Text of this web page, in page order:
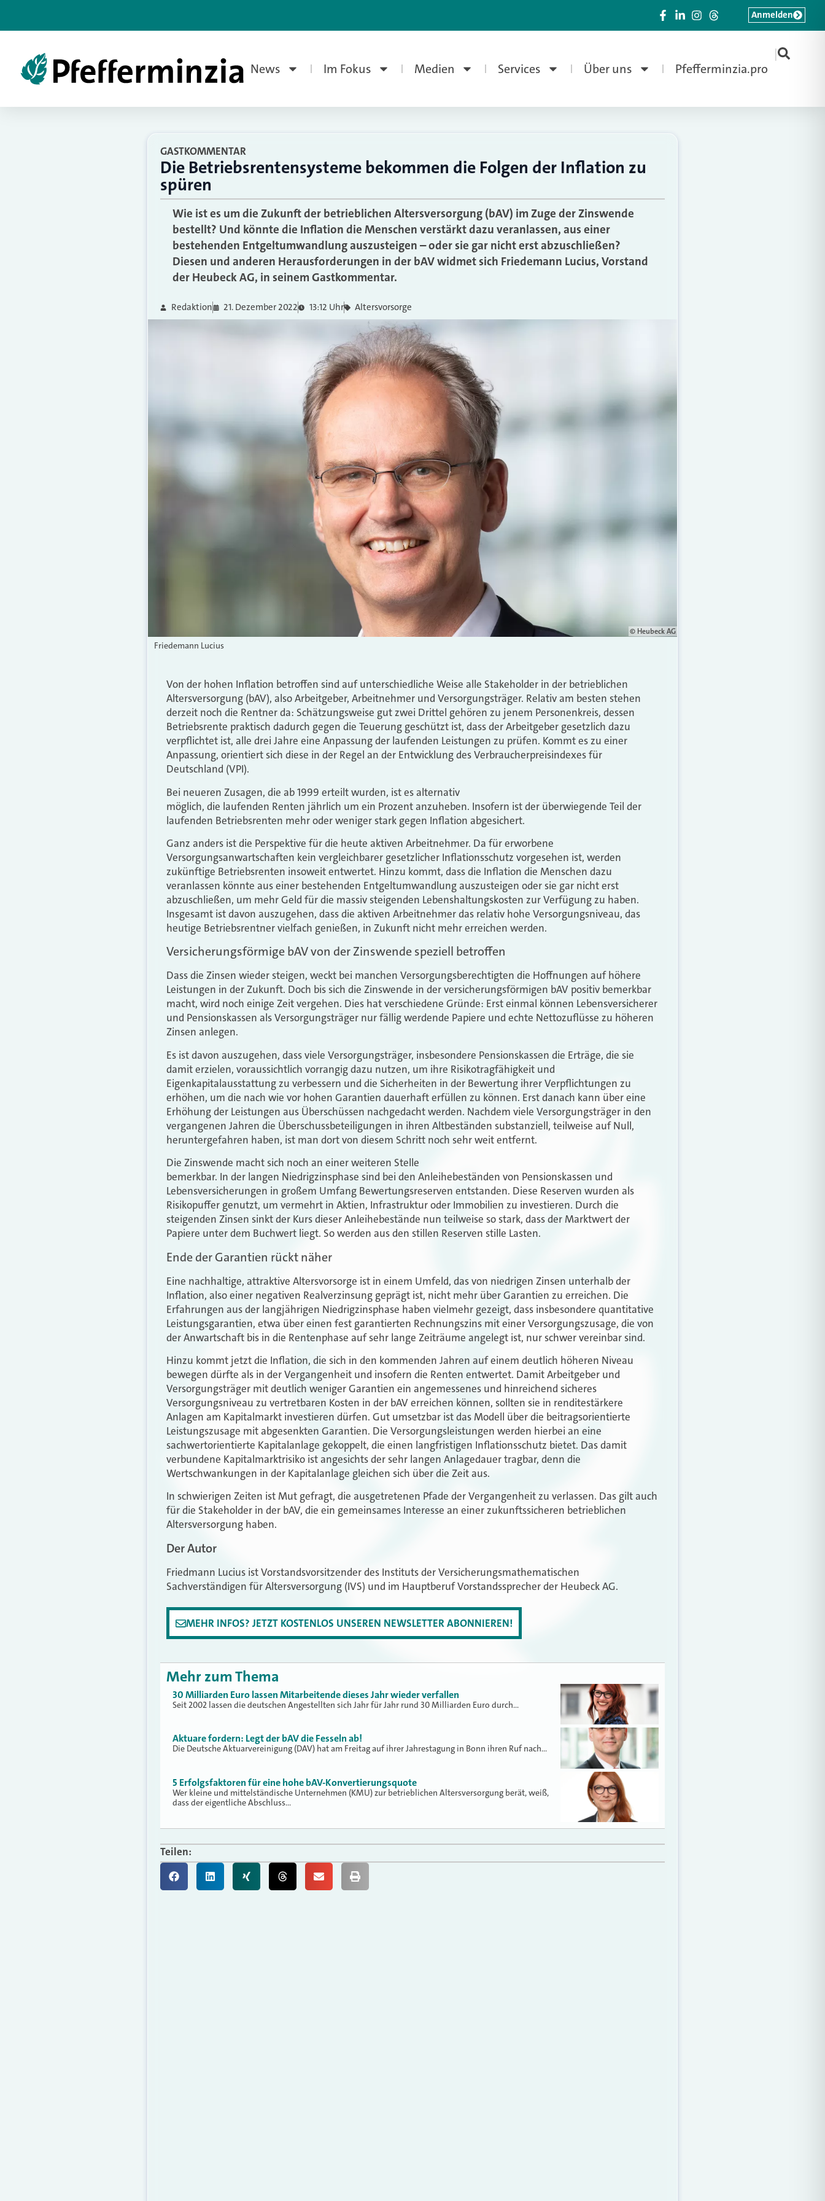
News Im Fokus Medien Services Über uns Pfefferminzia.pro
|
Anmelden
GASTKOMMENTAR
Die Betriebsrentensysteme bekommen die Folgen der Inflation zu
spüren
Wie ist es um die Zukunft der betrieblichen Altersversorgung (bAV) im Zuge der Zinswende
bestellt? Und könnte die Inflation die Menschen verstärkt dazu veranlassen, aus einer
bestehenden Entgeltumwandlung auszusteigen – oder sie gar nicht erst abzuschließen?
Diesen und anderen Herausforderungen in der bAV widmet sich Friedemann Lucius, Vorstand
der Heubeck AG, in seinem Gastkommentar.
Redaktion 21. Dezember 2022 13:12 Uhr Altersvorsorge
© Heubeck AG
Friedemann Lucius
Von der hohen Inflation betroffen sind auf unterschiedliche Weise alle Stakeholder in der betrieblichen
Altersversorgung (bAV), also Arbeitgeber, Arbeitnehmer und Versorgungsträger. Relativ am besten stehen
derzeit noch die Rentner da: Schätzungsweise gut zwei Drittel gehören zu jenem Personenkreis, dessen
Betriebsrente praktisch dadurch gegen die Teuerung geschützt ist, dass der Arbeitgeber gesetzlich dazu
verpflichtet ist, alle drei Jahre eine Anpassung der laufenden Leistungen zu prüfen. Kommt es zu einer
Anpassung, orientiert sich diese in der Regel an der Entwicklung des Verbraucherpreisindexes für
Deutschland (VPI).
Bei neueren Zusagen, die ab 1999 erteilt wurden, ist es alternativ
möglich, die laufenden Renten jährlich um ein Prozent anzuheben. Insofern ist der überwiegende Teil der
laufenden Betriebsrenten mehr oder weniger stark gegen Inflation abgesichert.
Ganz anders ist die Perspektive für die heute aktiven Arbeitnehmer. Da für erworbene
Versorgungsanwartschaften kein vergleichbarer gesetzlicher Inflationsschutz vorgesehen ist, werden
zukünftige Betriebsrenten insoweit entwertet. Hinzu kommt, dass die Inflation die Menschen dazu
veranlassen könnte aus einer bestehenden Entgeltumwandlung auszusteigen oder sie gar nicht erst
abzuschließen, um mehr Geld für die massiv steigenden Lebenshaltungskosten zur Verfügung zu haben.
Insgesamt ist davon auszugehen, dass die aktiven Arbeitnehmer das relativ hohe Versorgungsniveau, das
heutige Betriebsrentner vielfach genießen, in Zukunft nicht mehr erreichen werden.
Versicherungsförmige bAV von der Zinswende speziell betroffen
Dass die Zinsen wieder steigen, weckt bei manchen Versorgungsberechtigten die Hoffnungen auf höhere
Leistungen in der Zukunft. Doch bis sich die Zinswende in der versicherungsförmigen bAV positiv bemerkbar
macht, wird noch einige Zeit vergehen. Dies hat verschiedene Gründe: Erst einmal können Lebensversicherer
und Pensionskassen als Versorgungsträger nur fällig werdende Papiere und echte Nettozuflüsse zu höheren
Zinsen anlegen.
Es ist davon auszugehen, dass viele Versorgungsträger, insbesondere Pensionskassen die Erträge, die sie
damit erzielen, voraussichtlich vorrangig dazu nutzen, um ihre Risikotragfähigkeit und
Eigenkapitalausstattung zu verbessern und die Sicherheiten in der Bewertung ihrer Verpflichtungen zu
erhöhen, um die nach wie vor hohen Garantien dauerhaft erfüllen zu können. Erst danach kann über eine
Erhöhung der Leistungen aus Überschüssen nachgedacht werden. Nachdem viele Versorgungsträger in den
vergangenen Jahren die Überschussbeteiligungen in ihren Altbeständen substanziell, teilweise auf Null,
heruntergefahren haben, ist man dort von diesem Schritt noch sehr weit entfernt.
Die Zinswende macht sich noch an einer weiteren Stelle
bemerkbar. In der langen Niedrigzinsphase sind bei den Anleihebeständen von Pensionskassen und
Lebensversicherungen in großem Umfang Bewertungsreserven entstanden. Diese Reserven wurden als
Risikopuffer genutzt, um vermehrt in Aktien, Infrastruktur oder Immobilien zu investieren. Durch die
steigenden Zinsen sinkt der Kurs dieser Anleihebestände nun teilweise so stark, dass der Marktwert der
Papiere unter dem Buchwert liegt. So werden aus den stillen Reserven stille Lasten.
Ende der Garantien rückt näher
Eine nachhaltige, attraktive Altersvorsorge ist in einem Umfeld, das von niedrigen Zinsen unterhalb der
Inflation, also einer negativen Realverzinsung geprägt ist, nicht mehr über Garantien zu erreichen. Die
Erfahrungen aus der langjährigen Niedrigzinsphase haben vielmehr gezeigt, dass insbesondere quantitative
Leistungsgarantien, etwa über einen fest garantierten Rechnungszins mit einer Versorgungszusage, die von
der Anwartschaft bis in die Rentenphase auf sehr lange Zeiträume angelegt ist, nur schwer vereinbar sind.
Hinzu kommt jetzt die Inflation, die sich in den kommenden Jahren auf einem deutlich höheren Niveau
bewegen dürfte als in der Vergangenheit und insofern die Renten entwertet. Damit Arbeitgeber und
Versorgungsträger mit deutlich weniger Garantien ein angemessenes und hinreichend sicheres
Versorgungsniveau zu vertretbaren Kosten in der bAV erreichen können, sollten sie in renditestärkere
Anlagen am Kapitalmarkt investieren dürfen. Gut umsetzbar ist das Modell über die beitragsorientierte
Leistungszusage mit abgesenkten Garantien. Die Versorgungsleistungen werden hierbei an eine
sachwertorientierte Kapitalanlage gekoppelt, die einen langfristigen Inflationsschutz bietet. Das damit
verbundene Kapitalmarktrisiko ist angesichts der sehr langen Anlagedauer tragbar, denn die
Wertschwankungen in der Kapitalanlage gleichen sich über die Zeit aus.
In schwierigen Zeiten ist Mut gefragt, die ausgetretenen Pfade der Vergangenheit zu verlassen. Das gilt auch
für die Stakeholder in der bAV, die ein gemeinsames Interesse an einer zukunftssicheren betrieblichen
Altersversorgung haben.
Der Autor
Friedmann Lucius ist Vorstandsvorsitzender des Instituts der Versicherungsmathematischen
Sachverständigen für Altersversorgung (IVS) und im Hauptberuf Vorstandssprecher der Heubeck AG.
MEHR INFOS? JETZT KOSTENLOS UNSEREN NEWSLETTER ABONNIEREN!
Mehr zum Thema
30 Milliarden Euro lassen Mitarbeitende dieses Jahr wieder verfallen
Seit 2002 lassen die deutschen Angestellten sich Jahr für Jahr rund 30 Milliarden Euro durch…
Aktuare fordern: Legt der bAV die Fesseln ab!
Die Deutsche Aktuarvereinigung (DAV) hat am Freitag auf ihrer Jahrestagung in Bonn ihren Ruf nach…
5 Erfolgsfaktoren für eine hohe bAV-Konvertierungsquote
Wer kleine und mittelständische Unternehmen (KMU) zur betrieblichen Altersversorgung berät, weiß,
dass der eigentliche Abschluss…
Teilen: